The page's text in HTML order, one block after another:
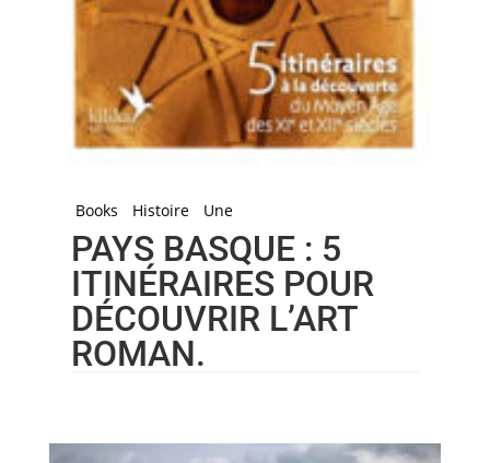
Books Histoire Une
PAYS BASQUE : 5
ITINÉRAIRES POUR
DÉCOUVRIR L’ART
ROMAN.